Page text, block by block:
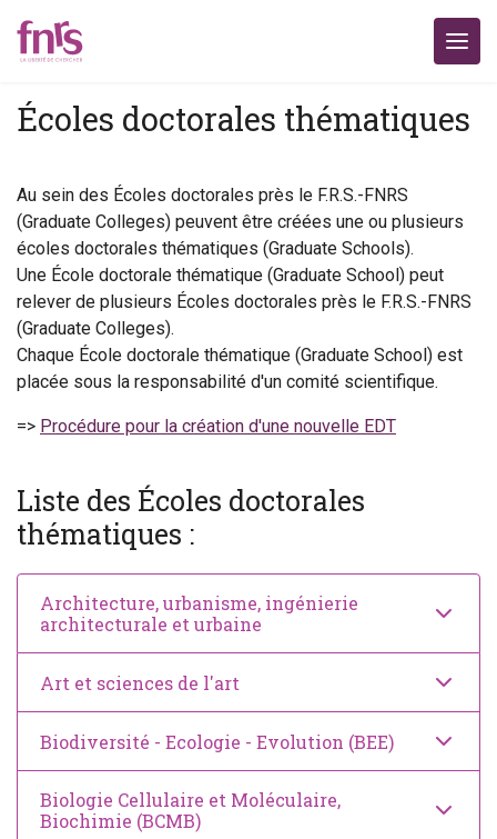
Écoles doctorales thématiques
Au sein des Écoles doctorales près le F.R.S.-FNRS
(Graduate Colleges) peuvent être créées une ou plusieurs
écoles doctorales thématiques (Graduate Schools).
Une École doctorale thématique (Graduate School) peut
relever de plusieurs Écoles doctorales près le F.R.S.-FNRS
(Graduate Colleges).
Chaque École doctorale thématique (Graduate School) est
placée sous la responsabilité d'un comité scientifique.
=> Procédure pour la création d'une nouvelle EDT
Liste des Écoles doctorales
thématiques :
Architecture, urbanisme, ingénierie
architecturale et urbaine
Art et sciences de l'art
Biodiversité - Ecologie - Evolution (BEE)
Biologie Cellulaire et Moléculaire,
Biochimie (BCMB)